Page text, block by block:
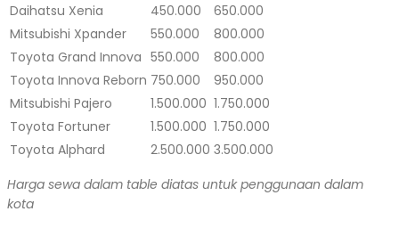
Daihatsu Xenia
450.000
650.000
Mitsubishi Xpander
550.000
800.000
Toyota Grand Innova 550.000
800.000
Toyota Innova Reborn 750.000
950.000
Mitsubishi Pajero
1.500.000 1.750.000
Toyota Fortuner
1.500.000 1.750.000
Toyota Alphard
2.500.000 3.500.000
Harga sewa dalam table diatas untuk penggunaan dalam
kota